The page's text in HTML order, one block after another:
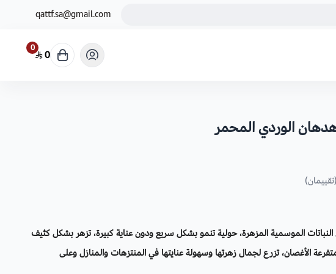
qattf.sa@gmail.com
0
0
الوردي المحمر
(تقييمان)
الموسمية المزهرة، حولية تنمو بشكل سريع ودون عناية كبيرة، تزهر بشكل كثيف
الأغصان، تزرع لجمال زهرتها وسهولة عنايتها في المنتزهات والمنازل وعلى